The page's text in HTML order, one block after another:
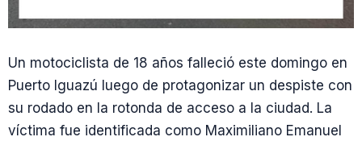
Un motociclista de 18 años falleció este domingo en
Puerto Iguazú luego de protagonizar un despiste con
su rodado en la rotonda de acceso a la ciudad. La
víctima fue identificada como Maximiliano Emanuel